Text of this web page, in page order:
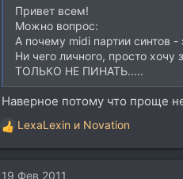
Привет всем!
Можно вопрос:
А почему midi партии синтов -
Ни чего личного, просто хочу
ТОЛЬКО НЕ ПИНАТЬ.....
Наверное потому что проще
Р
е
LexaLexin и Novation
19 Фев 2011